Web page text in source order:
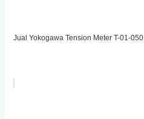
Jual Yokogawa Tension Meter T-01-050